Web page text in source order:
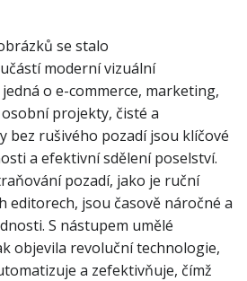
se stalo
moderní vizuální
o e-commerce, marketing,
projekty, čisté a
bez rušivého pozadí jsou klíčové
a efektivní sdělení poselství.
pozadí, jako je ruční
editorech, jsou časově náročné a
S nástupem umělé
objevila revoluční technologie,
a zefektivňuje, čímž